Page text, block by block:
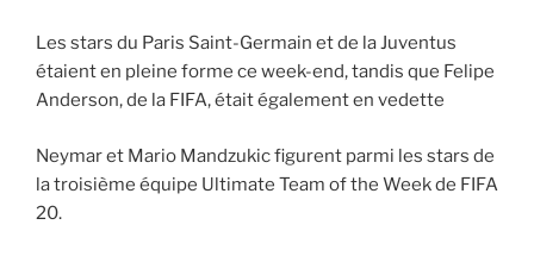
Les stars du Paris Saint-Germain et de la Juventus
étaient en pleine forme ce week-end, tandis que Felipe
Anderson, de la FIFA, était également en vedette
Neymar et Mario Mandzukic figurent parmi les stars de
la troisième équipe Ultimate Team of the Week de FIFA
20.